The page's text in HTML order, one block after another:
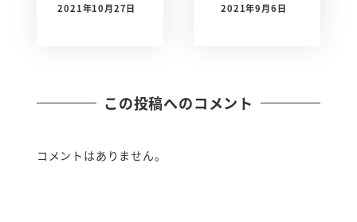
2021年10月27日
2021年9月6日
この投稿へのコメント
コメントはありません。